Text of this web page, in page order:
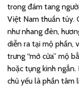
trong đám tang
Việt Nam thuần túy.
như nhang đèn,
diễn ra tại mộ phần,
trưng “mở cửa” mộ
hoặc tụng kinh
chủ yếu là phần tâm